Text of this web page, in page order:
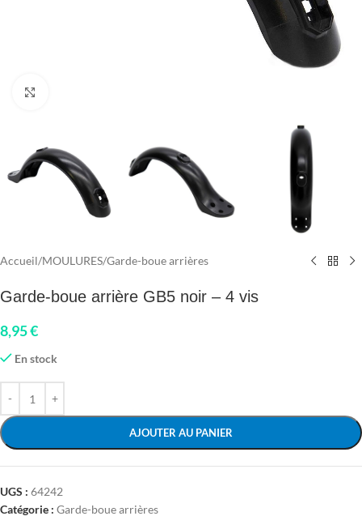
Accueil/MOULURES/Garde-boue arrières
Garde-boue arrière GB5 noir – 4 vis
8,95€
En stock
AJOUTER AU PANIER
UGS : 64242
Catégorie : Garde-boue arrières